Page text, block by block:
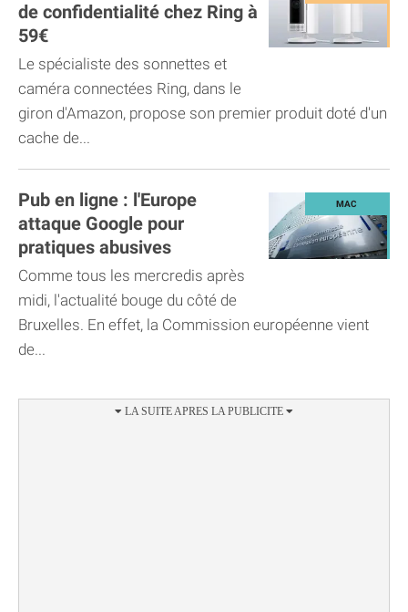
de confidentialité chez Ring à
59€
Le spécialiste des sonnettes et
caméra connectées Ring, dans le
giron d'Amazon, propose son premier produit doté d'un
cache de...
Pub en ligne : l'Europe
attaque Google pour
pratiques abusives
Comme tous les mercredis après
midi, l'actualité bouge du côté de
Bruxelles. En effet, la Commission européenne vient
de...